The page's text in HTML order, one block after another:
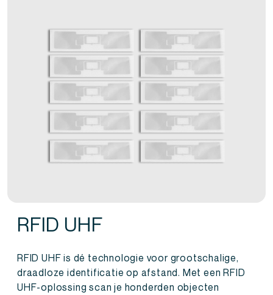
RFID UHF
RFID UHF is dé technologie voor grootschalige,
draadloze identificatie op afstand. Met een RFID
UHF-oplossing scan je honderden objecten